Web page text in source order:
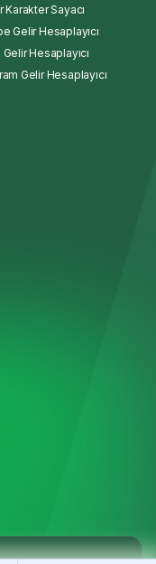
Karakter Sayacı
Gelir Hesaplayıcı
Hesaplayıcı
Gelir Hesaplayıcı